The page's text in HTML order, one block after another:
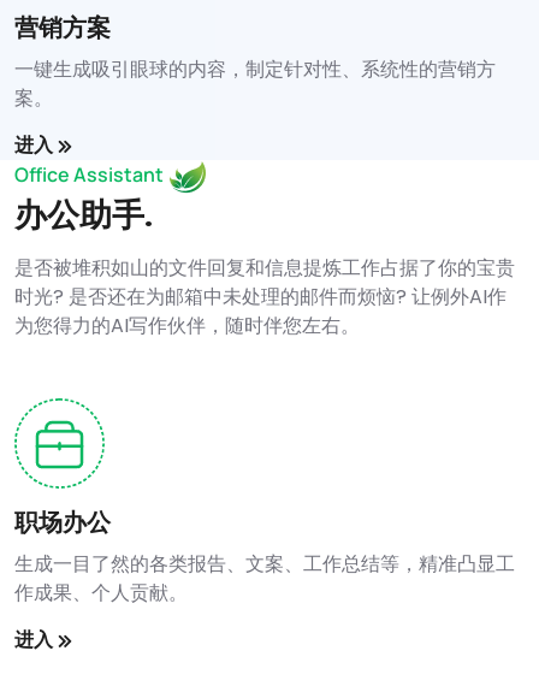
营销方案
一键生成吸引眼球的内容，制定针对性、系统性的营销方
案。
进入
Office Assistant
办公助手.
是否被堆积如山的文件回复和信息提炼工作占据了你的宝贵
时光? 是否还在为邮箱中未处理的邮件而烦恼? 让例外AI作
为您得力的AI写作伙伴，随时伴您左右。
职场办公
生成一目了然的各类报告、文案、工作总结等，精准凸显工
作成果、个人贡献。
进入